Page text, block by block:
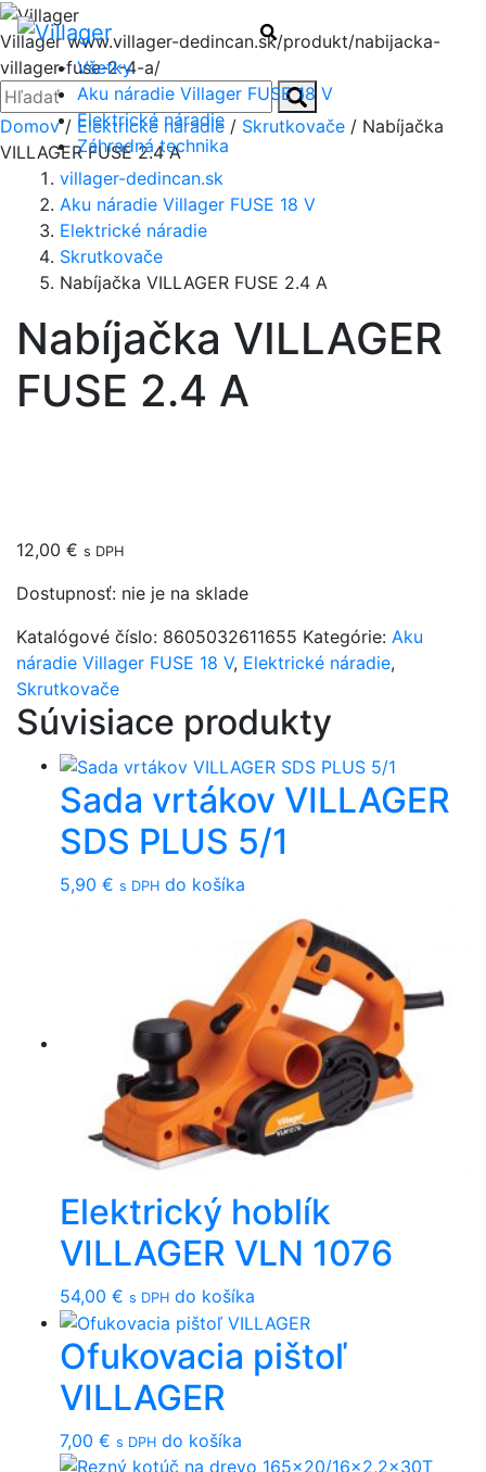
Villagerwww.villager-dedincan.sk/produkt/nabijacka-
villager-fuse-2-4-a/
Zatvoriť
Hľadať: Hľadať
Hľadať
Všetky
Aku náradie Villager FUSE 18 V
Elektrické náradie
Záhradná technika
Domov/ Elektrické náradie / Skrutkovače / Nabíjačka
VILLAGER FUSE 2.4 A
villager-dedincan.sk
Aku náradie Villager FUSE 18 V
Elektrické náradie
Skrutkovače
Nabíjačka VILLAGER FUSE 2.4 A
Nabíjačka VILLAGER
FUSE 2.4 A
12,00 € s DPH
Dostupnosť: nie je na sklade
Katalógové číslo: 8605032611655 Kategórie: Aku
náradie Villager FUSE 18 V, Elektrické náradie,
Skrutkovače
Súvisiace produkty
Sada vrtákov VILLAGER
SDS PLUS 5/1
5,90 € s DPH do košíka
Elektrický hoblík
VILLAGER VLN 1076
54,00 € s DPH do košíka
Ofukovacia pištoľ
VILLAGER
7,00 € s DPH do košíka